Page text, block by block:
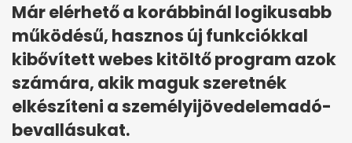
Már elérhető a korábbinál logikusabb
működésű, hasznos új funkciókkal
kibővített webes kitöltő program azok
számára, akik maguk szeretnék
elkészíteni a személyijövedelemadó-
bevallásukat.